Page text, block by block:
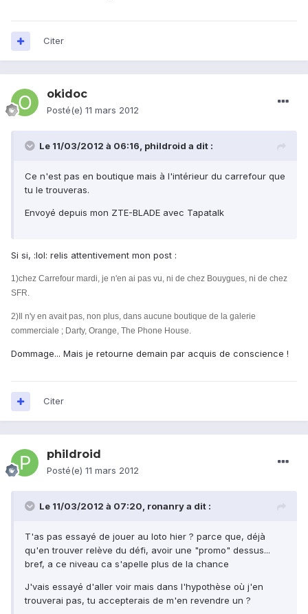
Citer
okidoc
Posté(e) 11 mars 2012
Le 11/03/2012 à 06:16, phildroid a dit :
Ce n'est pas en boutique mais à l'intérieur du carrefour que
tu le trouveras.
Envoyé depuis mon ZTE-BLADE avec Tapatalk
Si si, :lol: relis attentivement mon post :
1)chez Carrefour mardi, je n'en ai pas vu, ni de chez Bouygues, ni de chez
SFR.
2)Il n'y en avait pas, non plus, dans aucune boutique de la galerie
commerciale ; Darty, Orange, The Phone House.
Dommage... Mais je retourne demain par acquis de conscience !
Citer
phildroid
Posté(e) 11 mars 2012
Le 11/03/2012 à 07:20, ronanry a dit :
T'as pas essayé de jouer au loto hier ? parce que, déjà
qu'en trouver relève du défi, avoir une "promo" dessus...
bref, a ce niveau ca s'apelle plus de la chance
J'vais essayé d'aller voir mais dans l'hypothèse où j'en
trouverai pas, tu accepterais de m'en revendre un ?